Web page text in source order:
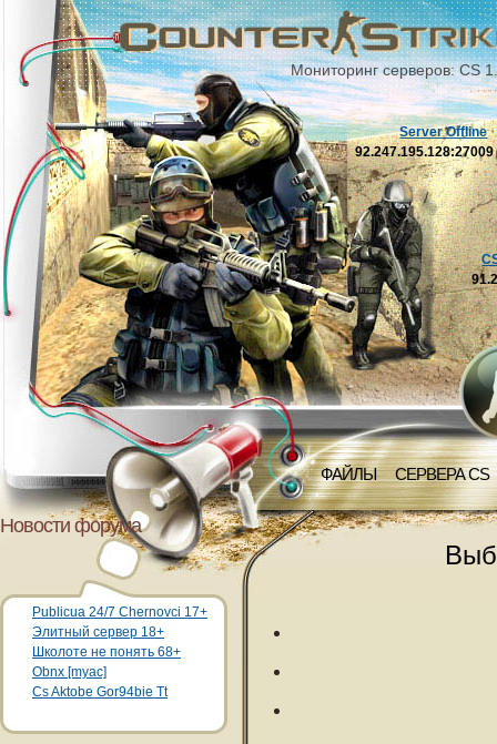
Мониторинг серверов: CS
ФАЙЛЫ СЕРВЕРА CS
Server Offline
92.247.195.128:27009
Новости форума
Publicua 24/7 Chernovci 17+
Элитный сервер 18+
Школоте не понять 68+
Obnx [myac]
Cs Aktobe Gor94bie Tt